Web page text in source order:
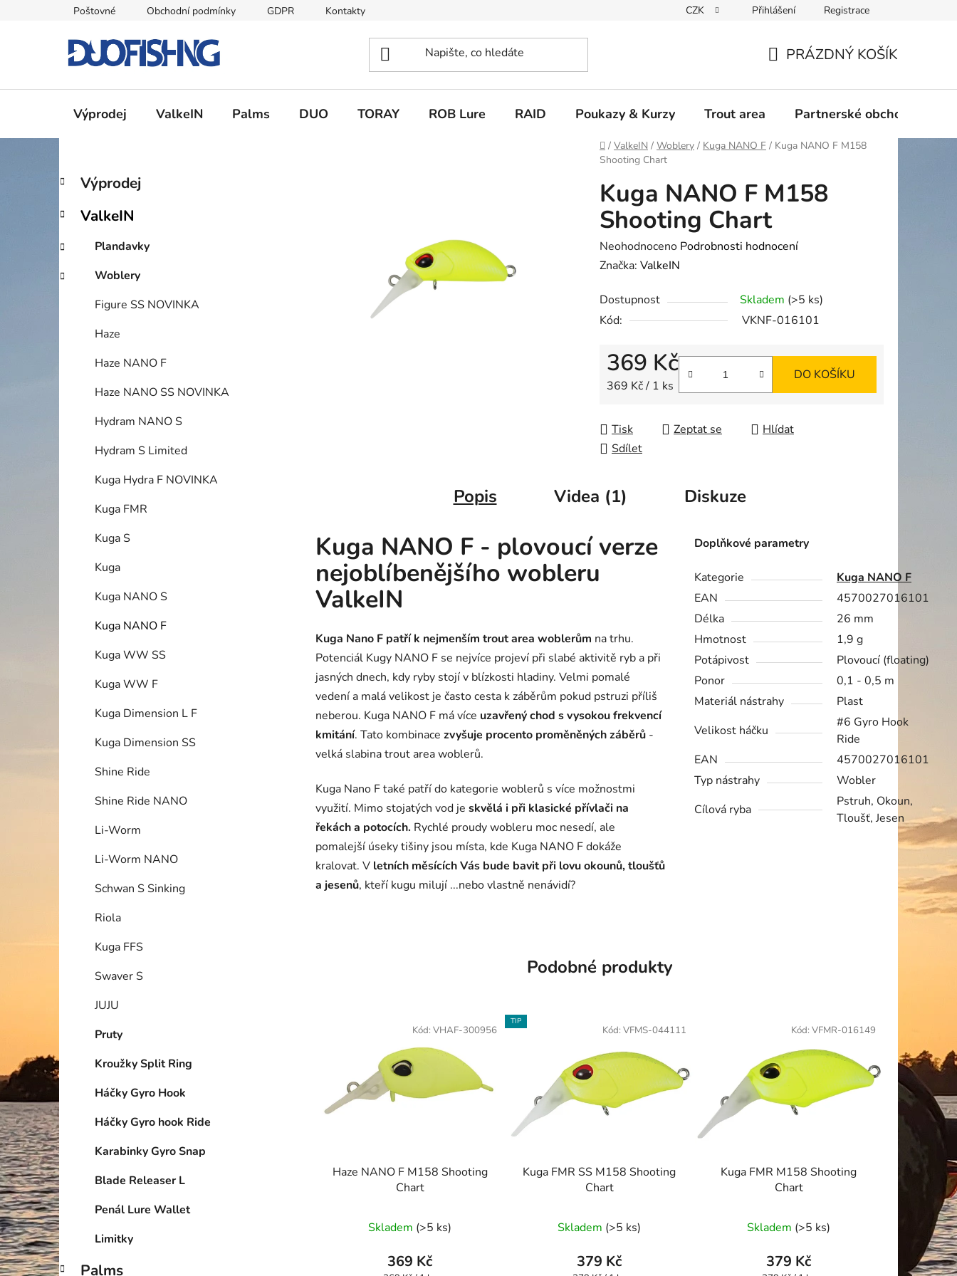
Poštovné Obchodní podmínky GDPR Kontakty CZK Přihlášení Registrace
KOŠÍK
PRÁZDNÝ KOŠÍK
Výprodej ValkeIN Palms DUO TORAY ROB Lure RAID Poukazy & Kurzy Trout area Partnerské obchody
Domů
/ ValkeIN / Woblery / Kuga NANO F / Kuga NANO F M158
Shooting Chart
P
s
r
a
n
Přeskočit
kategorie
K
a
e
o
i
Výprodej
ValkeIN
Plandavky
Woblery
Figure SS NOVINKA
Haze
Haze NANO F
Haze NANO SS NOVINKA
Hydram NANO S
Hydram S Limited
Kuga Hydra F NOVINKA
Kuga FMR
Kuga S
Kuga
Kuga NANO S
Kuga NANO F
Kuga WW SS
Kuga WW F
Kuga Dimension L F
Kuga Dimension SS
Shine Ride
Shine Ride NANO
Li-Worm
Li-Worm NANO
Schwan S Sinking
Riola
Kuga FFS
Swaver S
JUJU
Pruty
Kroužky Split Ring
Háčky Gyro Hook
Háčky Gyro hook Ride
Karabinky Gyro Snap
Blade Releaser L
Penál Lure Wallet
Limitky
Palms
Kuga NANO F M158
Shooting Chart
Průměrné
hodnocení
je
0,0
hvězdiček.
Neohodnoceno Podrobnosti hodnocení
Značka: ValkeIN
Dostupnost Skladem (>5 ks)
Kód:
VKNF-016101
369 Kč
Měrná cena:
369 Kč / 1 ks
DO KOŠÍKU
Tisk Zeptat se
Hlídat
Sdílet
Popis Videa (1) Diskuze
Kuga NANO F - plovoucí verze
nejoblíbenějšího wobleru
ValkeIN
Kuga Nano F patří k nejmenším trout area woblerům na trhu.
Potenciál Kugy NANO F se nejvíce projeví při slabé aktivitě ryb a při
jasných dnech, kdy ryby stojí v blízkosti hladiny. Velmi pomalé
vedení a malá velikost je často cesta k záběrům pokud pstruzi příliš
neberou. Kuga NANO F má více uzavřený chod s vysokou frekvencí
kmitání. Tato kombinace zvyšuje procento proměněných záběrů -
velká slabina trout area woblerů.
Kuga Nano F také patří do kategorie woblerů s více možnostmi
využití. Mimo stojatých vod je skvělá i při klasické přívlači na
řekách a potocích. Rychlé proudy wobleru moc nesedí, ale
pomalejší úseky tišiny jsou místa, kde Kuga NANO F dokáže
kralovat. V letních měsících Vás bude bavit při lovu okounů, tloušťů
a jesenů, kteří kugu milují ...nebo vlastně nenávidí?
Doplňkové parametry
Kategorie
Kuga NANO F
EAN
4570027016101
Délka
26 mm
Hmotnost
1,9 g
Potápivost
Plovoucí (floating)
Ponor
0,1 - 0,5 m
Materiál nástrahy
Plast
Velikost háčku
#6 Gyro Hook
Ride
EAN
4570027016101
Typ nástrahy
Wobler
Cílová ryba
Pstruh, Okoun,
Tloušť, Jesen
Podobné produkty
Haze NANO F M158 Shooting
Chart
Skladem (>5 ks)
369 Kč
Kód: VHAF-300956
TIP
Kuga FMR SS M158 Shooting
Chart
Skladem (>5 ks)
379 Kč
Kód: VFMS-044111
Kuga FMR M158 Shooting
Chart
Skladem (>5 ks)
379 Kč
Kód: VFMR-016149